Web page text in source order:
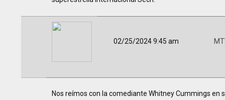
02/25/2024 9:45 am
Nos reímos con la comediante Whitney Cummings en